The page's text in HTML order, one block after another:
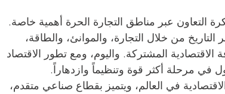
التعاون عبر مناطق التجارة الحرة أهمية خاصة.
من خلال التجارة، والموانئ، والطاقة،
الاقتصادية المشتركة. واليوم، ومع تطور الاقتصاد
في مرحلة أكثر قوة وتنظيماً وازدهاراً.
في العالم، ويتميز بقطاع صناعي متقدم،